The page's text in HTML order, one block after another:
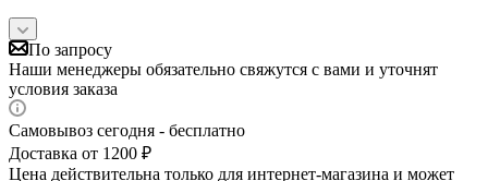
По запросу
Наши менеджеры обязательно свяжутся с вами и уточнят
условия заказа
Самовывоз сегодня - бесплатно
Доставка от 1200 ₽
Цена действительна только для интернет-магазина и может